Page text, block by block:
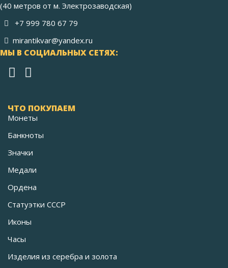
(40 метров от м. Электрозаводская)
+7 999 780 67 79
mirantikvar@yandex.ru
МЫ В СОЦИАЛЬНЫХ СЕТЯХ:
ЧТО ПОКУПАЕМ
Монеты
Банкноты
Значки
Медали
Ордена
Статуэтки СССР
Иконы
Часы
Изделия из серебра и золота